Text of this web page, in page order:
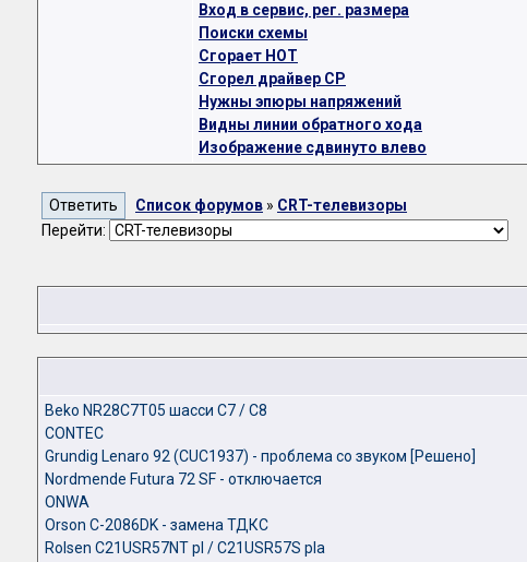
Bход в сервис, рег. размера
Поиски схемы
Сгорает HOT
Cгорел драйвер СР
Нужны эпюры напряжений
Видны линии обратного хода
Изображение сдвинуто влево
Список форумов » CRT-телевизоры
Перейти:
Beko NR28C7T05 шасси C7 / C8
CONTEC
Grundig Lenaro 92 (CUC1937) - проблема со звуком [Решено]
Nordmende Futura 72 SF - отключается
ONWA
Orson C-2086DK - замена ТДКС
Rolsen C21USR57NT pl / C21USR57S pla